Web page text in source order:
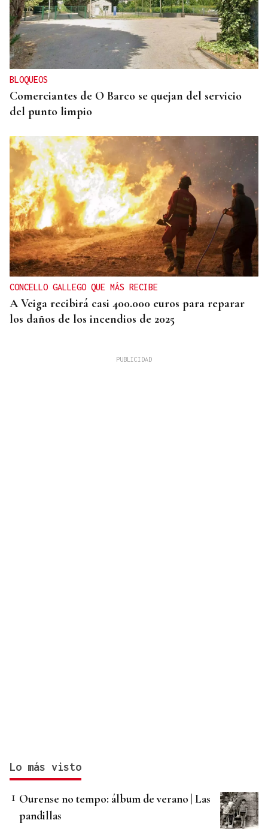
BLOQUEOS
Comerciantes de O Barco se quejan del servicio
del punto limpio
CONCELLO GALLEGO QUE MÁS RECIBE
A Veiga recibirá casi 400.000 euros para reparar
los daños de los incendios de 2025
Lo más visto
Ourense no tempo: álbum de verano | Las
pandillas